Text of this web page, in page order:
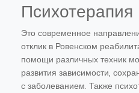
Психотерапия
Это современное
отклик в Ровенском
помощи различных техник
развития зависимости,
с заболеванием. Также